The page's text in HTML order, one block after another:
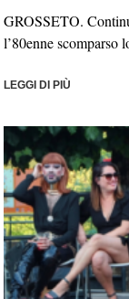
GROSSETO.
l’80enne scomparso
LEGGI DI PIÙ